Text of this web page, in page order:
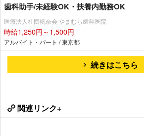
歯科助手/未経験OK・扶養内勤務OK
医療法人社団帆奈会 やまむら歯科医院
時給1,250円～1,500円
アルバイト・パート / 東京都
続きはこちら
関連リンク+